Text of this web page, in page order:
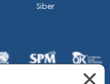
Siber